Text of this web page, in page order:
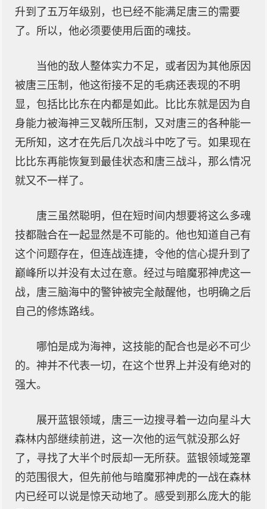
升到了五万年级别，也已经不能满足唐三的需要
了。所以，他必须要使用后面的魂技。
当他的敌人整体实力不足，或者因为其他原因
被唐三压制，他这衔接不足的毛病还表现的不明
显，包括比比东在内都是如此。比比东就是因为自
身能力被海神三叉戟所压制，又对唐三的各种能一
无所知，这才在先后几次战斗中吃了亏。如果现在
比比东再能恢复到最佳状态和唐三战斗，那么情况
就又不一样了。
唐三虽然聪明，但在短时间内想要将这么多魂
技都融合在一起显然是不可能的。他也知道自己有
这个问题存在，但连战连捷，令他的信心提升到了
巅峰所以并没有太过在意。经过与暗魔邪神虎这一
战，唐三脑海中的警钟被完全敲醒他，也明确之后
自己的修炼路线。
哪怕是成为海神，这技能的配合也是必不可少
的。神并不代表一切，在这个世界上并没有绝对的
强大。
展开蓝银领域，唐三一边搜寻着一边向星斗大
森林内部继续前进，这一次他的运气就没那么好
了，寻找了大半个时辰却一无所获。蓝银领域笼罩
的范围很大，但先前他与暗魔邪神虎的一战在森林
内已经可以说是惊天动地了。感受到那么庞大的能